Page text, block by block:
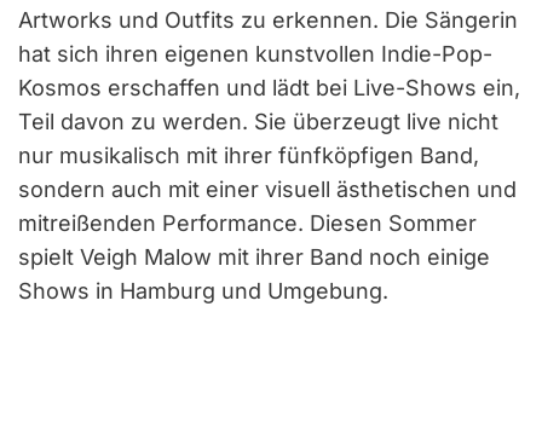
Artworks und Outfits zu erkennen. Die Sängerin
hat sich ihren eigenen kunstvollen Indie-Pop-
Kosmos erschaffen und lädt bei Live-Shows ein,
Teil davon zu werden. Sie überzeugt live nicht
nur musikalisch mit ihrer fünfköpfigen Band,
sondern auch mit einer visuell ästhetischen und
mitreißenden Performance. Diesen Sommer
spielt Veigh Malow mit ihrer Band noch einige
Shows in Hamburg und Umgebung.